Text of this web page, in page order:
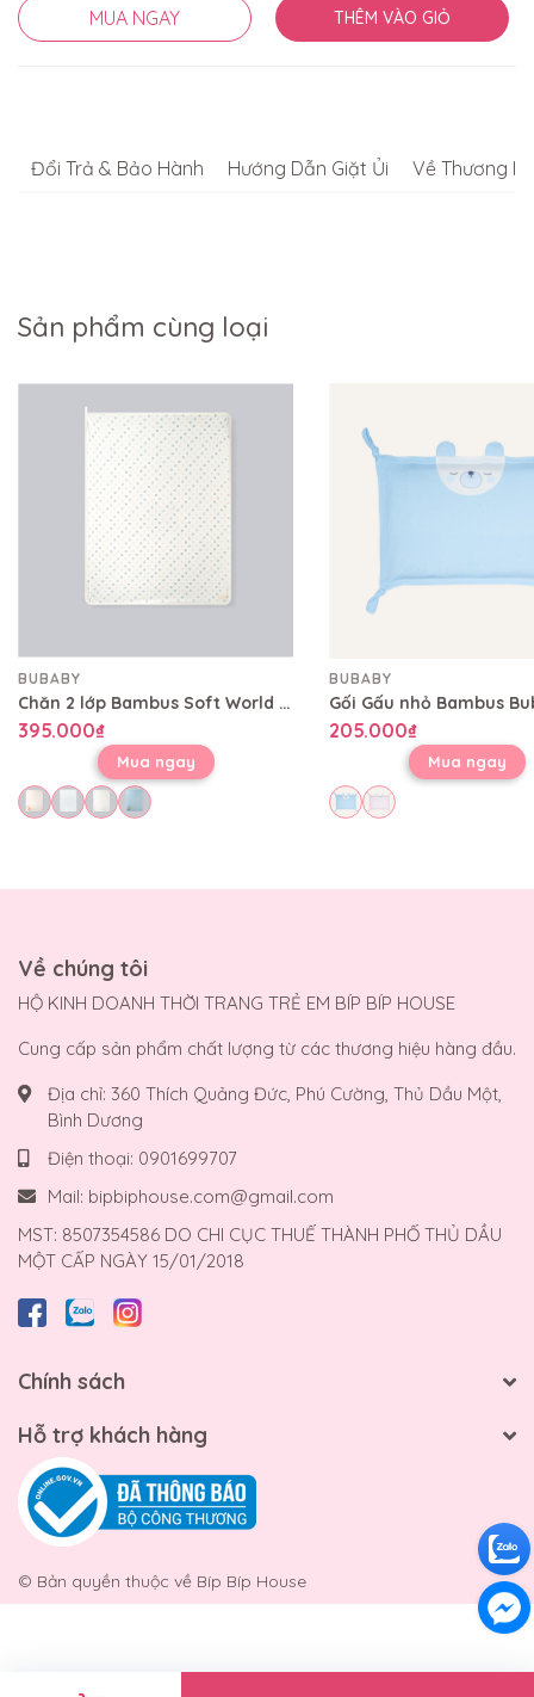
MUA NGAY THÊM VÀO GIỎ
Đổi Trả & Bảo Hành Hướng Dẫn Giặt Ủi Về Thương
Sản phẩm cùng loại
BUBABY
Chăn 2 lớp Bambus Soft World Bubaby 80x100 cm CBB08002L
395.000₫
Mua ngay
BUBABY
205.000₫
Mua ngay
Về chúng tôi
HỘ KINH DOANH THỜI TRANG TRẺ EM BÍP BÍP HOUSE
Cung cấp sản phẩm chất lượng từ các thương hiệu hàng đầu.
Địa chỉ: 360 Thích Quảng Đức, Phú Cường, Thủ Dầu Một,
Bình Dương
Điện thoại: 0901699707
Mail: bipbiphouse.com@gmail.com
MST: 8507354586 DO CHI CỤC THUẾ THÀNH PHỐ THỦ DẦU
MỘT CẤP NGÀY 15/01/2018
Chính sách
Hỗ trợ khách hàng
© Bản quyền thuộc về Bíp Bíp House